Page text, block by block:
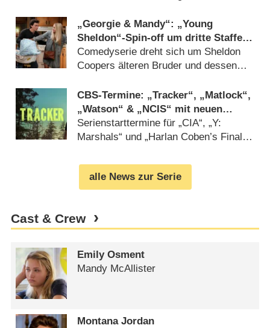
„Georgie & Mandy“: „Young
Sheldon“-Spin-off um dritte Staffel
verlängert
Comedyserie dreht sich um Sheldon
Coopers älteren Bruder und dessen
CBS-Termine: „Tracker“, „Matlock“,
„Watson“ & „NCIS“ mit neuen
Folgen zurück
Serienstarttermine für „CIA“, „Y:
Marshals“ und „Harlan Coben’s Final
alle News zur Serie
Cast & Crew
Emily Osment
Mandy McAllister
Montana Jordan